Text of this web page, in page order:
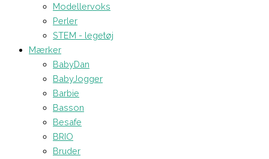
Modellervoks
Perler
STEM - legetøj
Mærker
BabyDan
BabyJogger
Barbie
Basson
Besafe
BRIO
Bruder